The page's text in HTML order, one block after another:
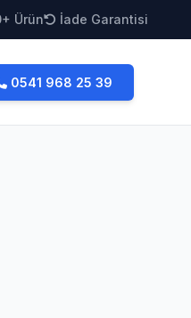
Ürün İade Garantisi
0541 968 25 39